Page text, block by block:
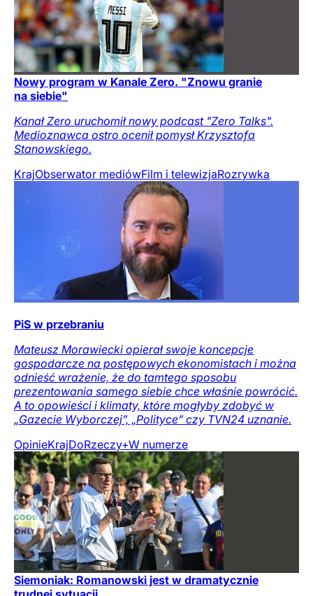
Nowy program w Kanale Zero. "Znowu granie
na siebie"
Kanał Zero uruchomił nowy podcast "Zero Talks".
Medioznawca ostro ocenił pomysł Krzysztofa
Stanowskiego.
KrajObserwator mediówFilm i telewizjaRozrywka
PiS w przebraniu
Mateusz Morawiecki opierał swoje koncepcje
gospodarcze na postępowych ekonomistach i można
odnieść wrażenie, że do tamtego sposobu
prezentowania samego siebie chce właśnie powrócić.
A to opowieści i klimaty, które mogłyby zdobyć w
„Gazecie Wyborczej”, „Polityce” czy TVN24 uznanie.
OpinieKrajDoRzeczy+W numerze
Siemoniak: Romanowski jest w dramatycznie